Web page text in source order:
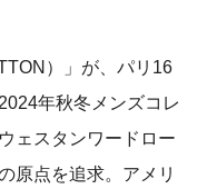
）」が、パリ16
年秋冬メンズコレ
ェスタンワードロー
原点を追求。アメリ